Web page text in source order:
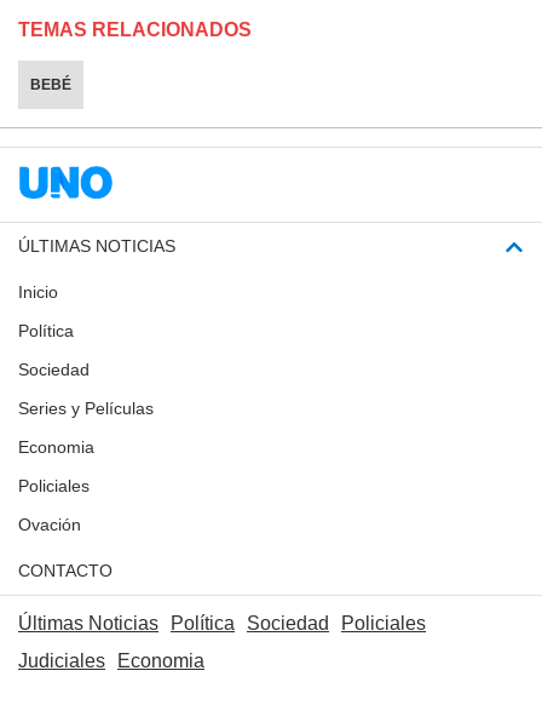
TEMAS RELACIONADOS
BEBÉ
ÚLTIMAS NOTICIAS
Inicio
Política
Sociedad
Series y Películas
Economia
Policiales
Ovación
CONTACTO
Últimas Noticias Política Sociedad
Policiales
Judiciales
Economia